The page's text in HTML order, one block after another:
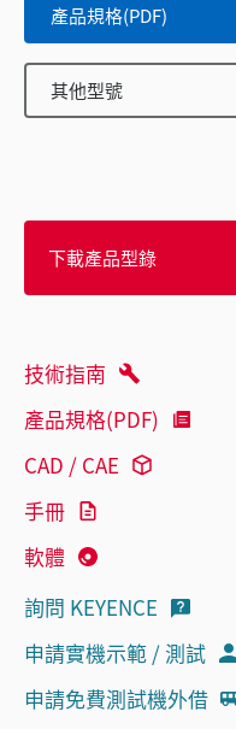
產品規格(PDF)
其他型號
下載產品型錄
技術指南
產品規格(PDF)
CAD / CAE
手冊
軟體
詢問 KEYENCE
申請實機示範 / 測試
申請免費測試機外借